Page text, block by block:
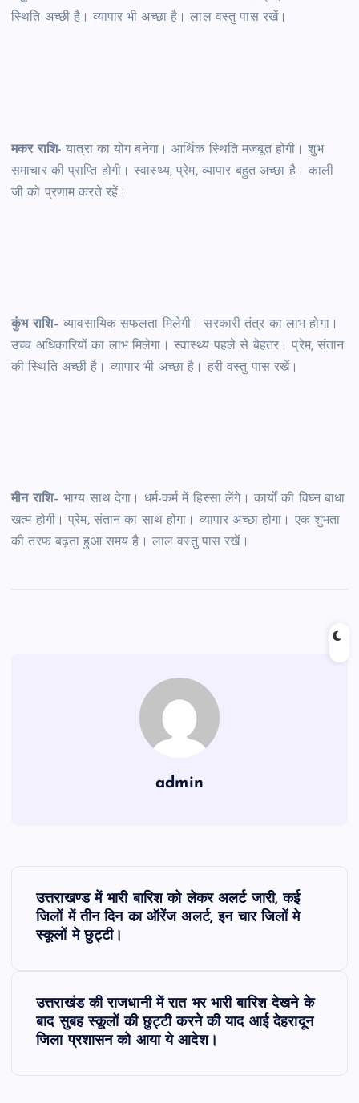
स्थिति अच्छी है। व्यापार भी अच्छा है। लाल वस्तु पास रखें।
मकर राशि- यात्रा का योग बनेगा। आर्थिक स्थिति मजबूत होगी। शुभ
समाचार की प्राप्ति होगी। स्वास्थ्य, प्रेम, व्यापार बहुत अच्छा है। काली
जी को प्रणाम करते रहें।
कुंभ राशि– व्यावसायिक सफलता मिलेगी। सरकारी तंत्र का लाभ होगा।
उच्च अधिकारियों का लाभ मिलेगा। स्वास्थ्य पहले से बेहतर। प्रेम, संतान
की स्थिति अच्छी है। व्यापार भी अच्छा है। हरी वस्तु पास रखें।
मीन राशि– भाग्य साथ देगा। धर्म-कर्म में हिस्सा लेंगे। कार्यों की विघ्न बाधा
खत्म होगी। प्रेम, संतान का साथ होगा। व्यापार अच्छा होगा। एक शुभता
की तरफ बढ़ता हुआ समय है। लाल वस्तु पास रखें।
admin
उत्तराखण्ड में भारी बारिश को लेकर अलर्ट जारी, कई
जिलों में तीन दिन का ऑरेंज अलर्ट, इन चार जिलों मे
स्कूलों मे छुट्टी।
उत्तराखंड की राजधानी में रात भर भारी बारिश देखने के
बाद सुबह स्कूलों की छुट्टी करने की याद आई देहरादून
जिला प्रशासन को आया ये आदेश।